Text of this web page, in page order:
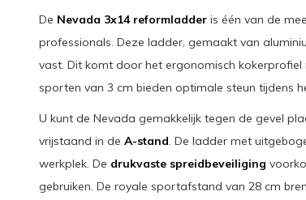
De Nevada 3x14 reformladderis één van de
professionals. Deze ladder, gemaakt van
vast. Dit komt door het ergonomisch kokerprofiel
sporten van 3 cm bieden optimale steun tijdens
U kunt de Nevada gemakkelijk tegen de gevel
vrijstaand in de A-stand. De ladder met
werkplek. De drukvaste spreidbeveiliging
gebruiken. De royale sportafstand van 28 cm